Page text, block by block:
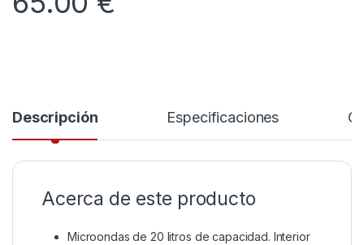
Descripción Especificaciones
Acerca de este producto
Microondas de 20 litros de capacidad. Interior